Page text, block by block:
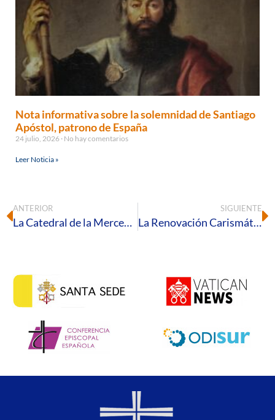
Nota informativa sobre la solemnidad de Santiago
Apóstol, patrono de España
24 julio, 2026 No hay comentarios
Leer Noticia »
ANTERIOR
La Catedral de la Merced acoge la Fiesta de la Sagrada Familia y la clausura del Año Jubilar Diocesano
SIGUIENTE
La Renovación Carismática Católica de Huelva celebra el primer encuentro de oración del año